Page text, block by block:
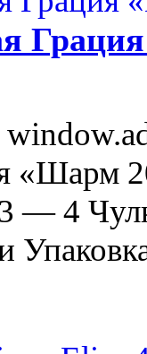
«Шарм
3 — 4